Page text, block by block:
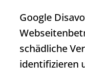
Google
schädliche
identifizieren